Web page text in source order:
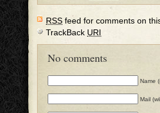
RSS feed for comments on
TrackBack URI
No comments
Name
Mail